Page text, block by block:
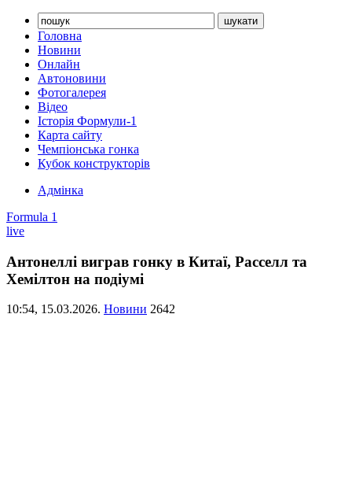
Головна
Новини
Онлайн
Автоновини
Фотогалерея
Відео
Історія Формули-1
Карта сайту
Чемпіонська гонка
Кубок конструкторів
Адмінка
Formula 1
live
Антонеллі виграв гонку в Китаї, Расселл та
Хемілтон на подіумі
10:54, 15.03.2026. Новини 2642